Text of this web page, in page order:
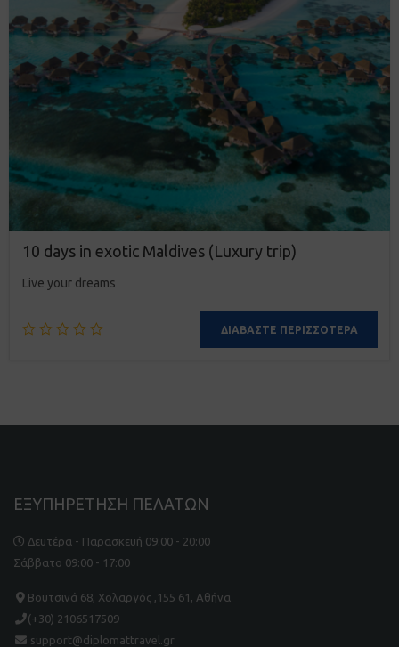
10 days in exotic Maldives (Luxury trip)
Live your dreams
ΔΙΑΒΆΣΤΕ ΠΕΡΙΣΣΌΤΕΡΑ
ΕΞΥΠΗΡΕΤΗΣΗ ΠΕΛΑΤΩΝ
Δευτέρα - Παρασκευή 09:00 - 20:00
Σάββατο 09:00 - 17:00
Βουτσινά 68, Χολαργός ,155 61, Αθήνα
(+30) 2106517509
support@diplomattravel.gr